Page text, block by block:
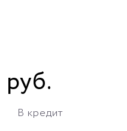
руб.
В кредит